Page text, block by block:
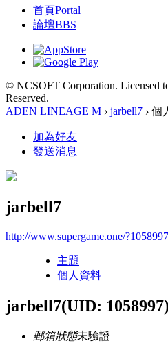
首頁Portal
論壇BBS
© NCSOFT Corporation. Licensed
Reserved.
ADEN LINEAGE M › jarbell7 › 個
加為好友
發送消息
jarbell7
http://www.supergame.one/?1058997
主題
個人資料
jarbell7(UID: 1058997)
郵箱狀態未驗證